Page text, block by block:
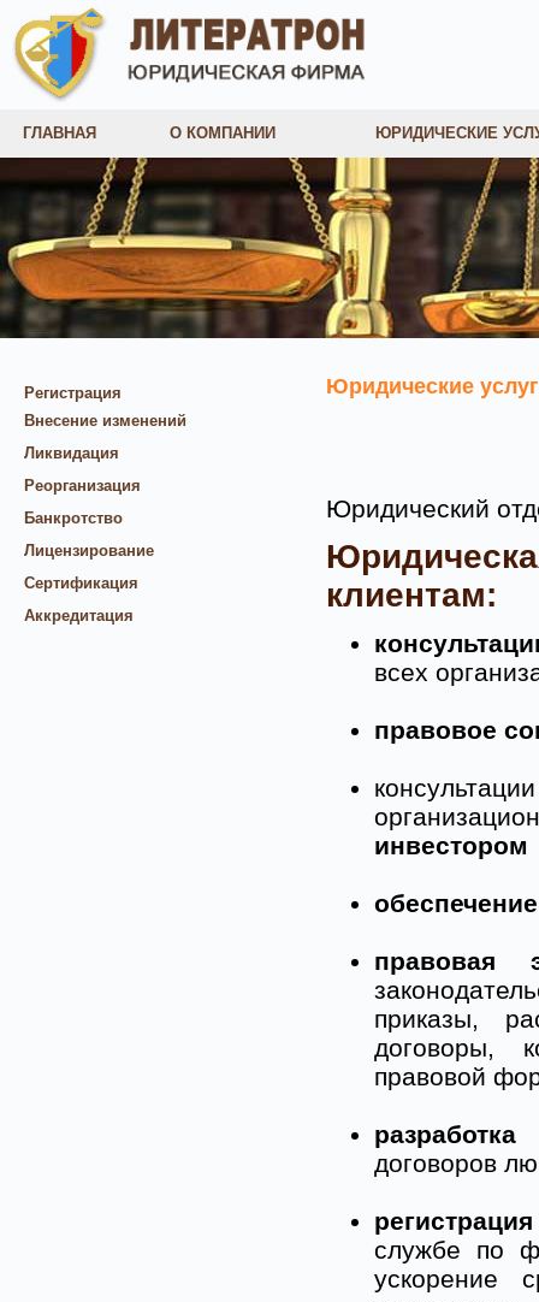
ГЛАВНАЯ О КОМПАНИИ ЮРИДИЧЕСКИЕ
Регистрация
Внесение изменений
Ликвидация
Реорганизация
Банкротство
Лицензирование
Сертификация
Аккредитация
Юридические
Юридический
клиентам:
всех
правовое
инвестором
правовая
приказы,
договоры,
правовой
договоров
службе по
ускорение